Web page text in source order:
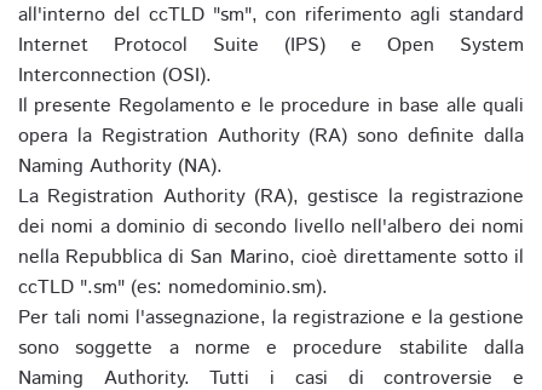
all'interno del ccTLD "sm", con riferimento agli standard
Internet Protocol Suite (IPS) e Open System
Interconnection (OSI).
Il presente Regolamento e le procedure in base alle quali
opera la Registration Authority (RA) sono definite dalla
Naming Authority (NA).
La Registration Authority (RA), gestisce la registrazione
dei nomi a dominio di secondo livello nell'albero dei nomi
nella Repubblica di San Marino, cioè direttamente sotto il
ccTLD ".sm" (es: nomedominio.sm).
Per tali nomi l'assegnazione, la registrazione e la gestione
sono soggette a norme e procedure stabilite dalla
Naming Authority. Tutti i casi di controversie e